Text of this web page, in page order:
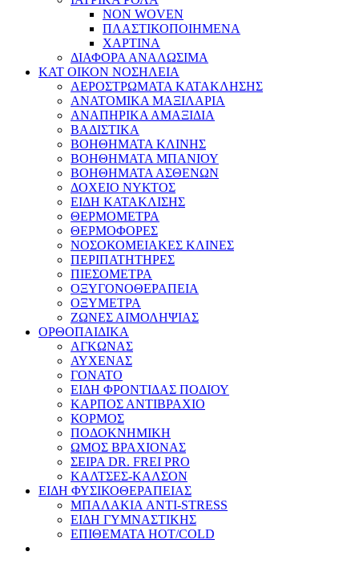
NON WOVEN
ΠΛΑΣΤΙΚΟΠΟΙΗΜΕΝΑ
ΧΑΡΤΙΝΑ
ΔΙΑΦΟΡΑ ΑΝΑΛΩΣΙΜΑ
ΚΑΤ ΟΙΚΟΝ ΝΟΣΗΛΕΙΑ
ΑΕΡΟΣΤΡΩΜΑΤΑ ΚΑΤΑΚΛΗΣΗΣ
ΑΝΑΤΟΜΙΚΑ ΜΑΞΙΛΑΡΙΑ
ΑΝΑΠΗΡΙΚΑ ΑΜΑΞΙΔΙΑ
ΒΑΔΙΣΤΙΚΑ
ΒΟΗΘΗΜΑΤΑ ΚΛΙΝΗΣ
ΒΟΗΘΗΜΑΤΑ ΜΠΑΝΙΟΥ
ΒΟΗΘΗΜΑΤΑ ΑΣΘΕΝΩΝ
ΔΟΧΕΙΟ ΝΥΚΤΟΣ
ΕΙΔΗ ΚΑΤΑΚΛΙΣΗΣ
ΘΕΡΜΟΜΕΤΡΑ
ΘΕΡΜΟΦΟΡΕΣ
ΝΟΣΟΚΟΜΕΙΑΚΕΣ ΚΛΙΝΕΣ
ΠΕΡΙΠΑΤΗΤΗΡΕΣ
ΠΙΕΣΟΜΕΤΡΑ
ΟΞΥΓΟΝΟΘΕΡΑΠΕΙΑ
ΟΞΥΜΕΤΡΑ
ΖΩΝΕΣ ΑΙΜΟΛΗΨΙΑΣ
ΟΡΘΟΠΑΙΔΙΚΑ
ΑΓΚΩΝΑΣ
ΑΥΧΕΝΑΣ
ΓΟΝΑΤΟ
ΕΙΔΗ ΦΡΟΝΤΙΔΑΣ ΠΟΔΙΟΥ
ΚΑΡΠΟΣ ΑΝΤΙΒΡΑΧΙΟ
ΚΟΡΜΟΣ
ΠΟΔΟΚΝΗΜΙΚΗ
ΩΜΟΣ ΒΡΑΧΙΟΝΑΣ
ΣΕΙΡΑ DR. FREI PRO
ΚΑΛΤΣΕΣ-ΚΑΛΣΟΝ
ΕΙΔΗ ΦΥΣΙΚΟΘΕΡΑΠΕΙΑΣ
ΜΠΑΛΑΚΙΑ ANTI-STRESS
ΕΙΔΗ ΓΥΜΝΑΣΤΙΚΗΣ
ΕΠΙΘΕΜΑΤΑ HOT/COLD